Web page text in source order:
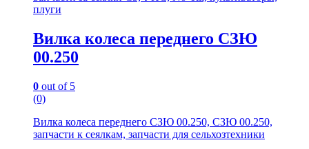
плуги
Вилка колеса переднего СЗЮ
00.250
0 out of 5
(0)
Вилка колеса переднего СЗЮ 00.250, СЗЮ 00.250,
запчасти к сеялкам, запчасти для сельхозтехники